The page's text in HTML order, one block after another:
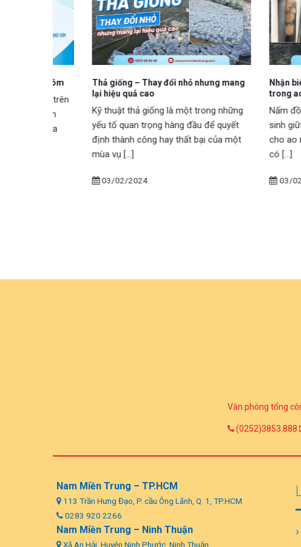
Thả giống – Thay đổi nhỏ nhưng mang
lại hiệu quả cao
Kỹ thuật thả giống là một trong những
yếu tố quan trọng hàng đầu để quyết
định thành công hay thất bại của một
mùa vụ [...]
03/02/2024
Nhận biết và
trong ao nuôi
Nấm đồng
sinh giữa
cho ao nuôi
03/02/2024
Văn phòng tổng
(0252)3853.888
Nam Miền Trung – TP.HCM
113 Trần Hưng Đạo, P. cầu Ông Lãnh, Q. 1, TP.HCM
0283 920 2266
Nam Miền Trung – Ninh Thuận
Xã An Hải, Huyện Ninh Phước, Ninh Thuận